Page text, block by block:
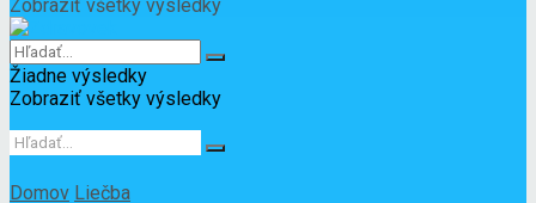
Kontakt
Zobraziť všetky výsledky
Žiadne výsledky
Zobraziť všetky výsledky
Domov Liečba